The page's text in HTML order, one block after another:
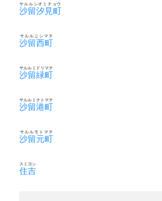
沙留汐見町
サルルシオミチョウ
沙留西町
サルルニシマチ
沙留緑町
サルルミドリマチ
沙留港町
サルルミナトマチ
沙留元町
サルルモトマチ
住吉
スミヨシ